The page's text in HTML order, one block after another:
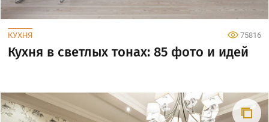
КУХНЯ 75816
Кухня в светлых тонах: 85 фото и идей